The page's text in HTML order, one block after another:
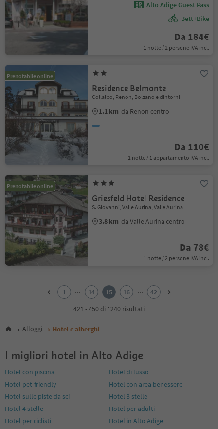
Alto Adige Guest Pass
Bett+Bike
Da 184€
1 notte / 2 persone IVA incl.
Prenotabile online
Residence Belmonte
Collalbo, Renon, Bolzano e dintorni
1.1 km da Renon centro
Da 110€
1 notte / 1 appartamento IVA incl.
Prenotabile online
Griesfeld Hotel Residence
S. Giovanni, Valle Aurina, Valle Aurina
3.8 km da Valle Aurina centro
Da 78€
1 notte / 2 persone IVA incl.
6
11
12
13
14
16
1 ... 14 15 16 ...
42
421 - 450 di 1240 risultati
Alloggi Hotel e alberghi
I migliori hotel in Alto Adige
Hotel con piscina
Hotel di lusso
Hotel pet-friendly
Hotel con area benessere
Hotel sulle piste da sci
Hotel 3 stelle
Hotel 4 stelle
Hotel per adulti
Hotel per ciclisti
Hotel in Alto Adige